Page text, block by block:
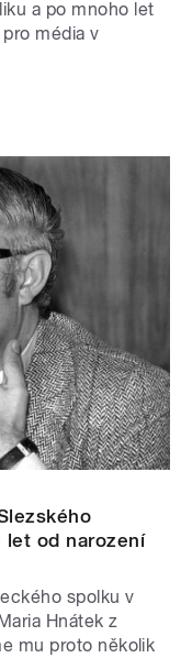
a po mnoho let
média v
let od narození
spolku v
Hnátek z
mu proto několik